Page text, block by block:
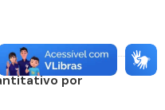
por